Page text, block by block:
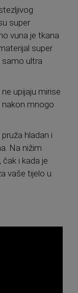
super
vuna je tkana
super
samo ultra
upijaju mirise
nakon mnogo
hladan i
Na nižim
i kada je
vaše tijelo u